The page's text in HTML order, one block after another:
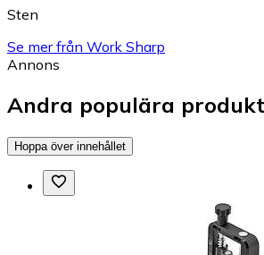
Sten
Se mer från Work Sharp
Annons
Andra populära
Hoppa över innehållet